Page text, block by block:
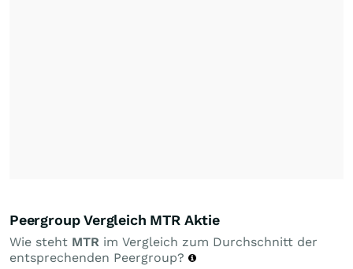
Peergroup Vergleich MTR Aktie
Wie steht MTR im Vergleich zum Durchschnitt der
entsprechenden Peergroup?